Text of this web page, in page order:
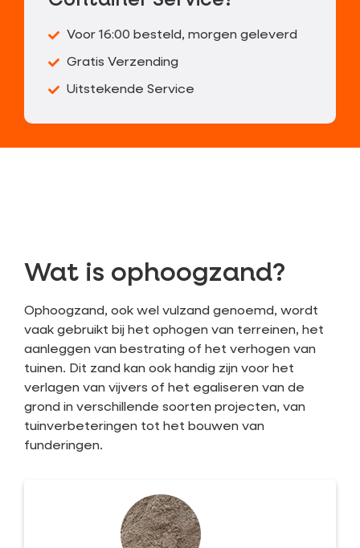
Voor 16:00 besteld, morgen geleverd
Gratis Verzending
Uitstekende Service
Wat is ophoogzand?
Ophoogzand, ook wel vulzand genoemd, wordt
vaak gebruikt bij het ophogen van terreinen, het
aanleggen van bestrating of het verhogen van
tuinen. Dit zand kan ook handig zijn voor het
verlagen van vijvers of het egaliseren van de
grond in verschillende soorten projecten, van
tuinverbeteringen tot het bouwen van
funderingen.